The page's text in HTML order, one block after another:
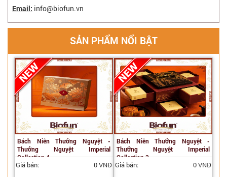
Email: info@biofun.vn
SẢN PHẨM NỔI BẬT
Bách Niên Thưởng Nguyệt -
Thưởng Nguyệt Imperial
Collection 4
Giá bán: 0 VNĐ
Bách Niên Thưởng Nguyệt -
Thưởng Nguyệt Imperial
Collection 3
Giá bán: 0 VNĐ